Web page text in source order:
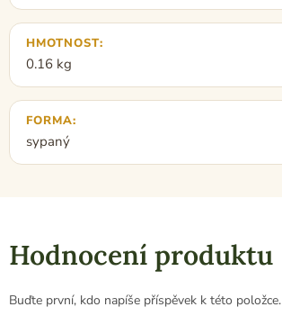
HMOTNOST:
0.16 kg
FORMA:
sypaný
Hodnocení produktu
Buďte první, kdo napíše příspěvek k této položce.